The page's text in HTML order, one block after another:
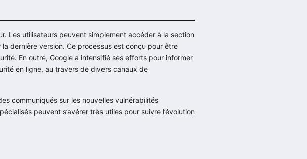
Les utilisateurs peuvent simplement accéder à la section
dernière version. Ce processus est conçu pour être
En outre, Google a intensifié ses efforts pour informer
en ligne, au travers de divers canaux de
communiqués sur les nouvelles vulnérabilités
peuvent s’avérer très utiles pour suivre l’évolution